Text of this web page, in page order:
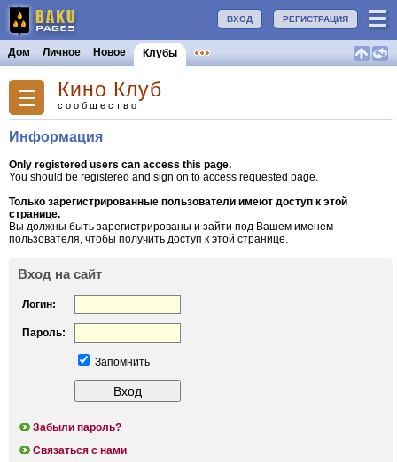
РЕГИСТРАЦИЯ
ВХОД
Дом Личное Новое Клубы
Кино Клуб
сообщество
Информация
Only registered users can access this page.
You should be registered and sign on to access requested page.
Только зарегистрированные пользователи имеют доступ к этой
странице.
Вы должны быть зарегистрированы и зайти под Вашем именем
пользователя, чтобы получить доступ к этой странице.
Вход на сайт
Логин:
Пароль:
Запомнить
Забыли пароль?
Связаться с нами